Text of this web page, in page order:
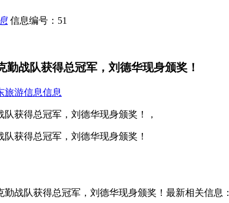
信息编号：51
勤战队获得总冠军，刘德华现身颁奖！
旅游信息信息
队获得总冠军，刘德华现身颁奖！，
队获得总冠军，刘德华现身颁奖！
战队获得总冠军，刘德华现身颁奖！最新相关信息：